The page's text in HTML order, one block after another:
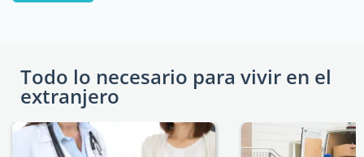
Todo lo necesario para vivir en el
extranjero